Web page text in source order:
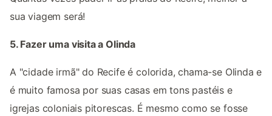
sua viagem será!
5. Fazer uma visita a Olinda
A "cidade irmã" do Recife é colorida, chama-se Olinda e
é muito famosa por suas casas em tons pastéis e
igrejas coloniais pitorescas. É mesmo como se fosse